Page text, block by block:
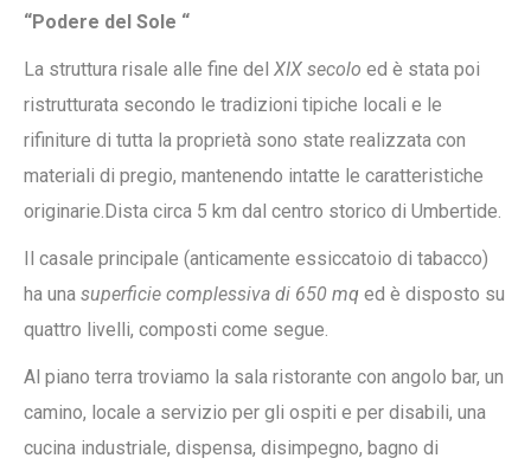
“Podere del Sole “
La struttura risale alle fine del XIX secolo ed è stata poi
ristrutturata secondo le tradizioni tipiche locali e le
rifiniture di tutta la proprietà sono state realizzata con
materiali di pregio, mantenendo intatte le caratteristiche
originarie.Dista circa 5 km dal centro storico di Umbertide.
Il casale principale (anticamente essiccatoio di tabacco)
ha una superficie complessiva di 650 mq ed è disposto su
quattro livelli, composti come segue.
Al piano terra troviamo la sala ristorante con angolo bar, un
camino, locale a servizio per gli ospiti e per disabili, una
cucina industriale, dispensa, disimpegno, bagno di